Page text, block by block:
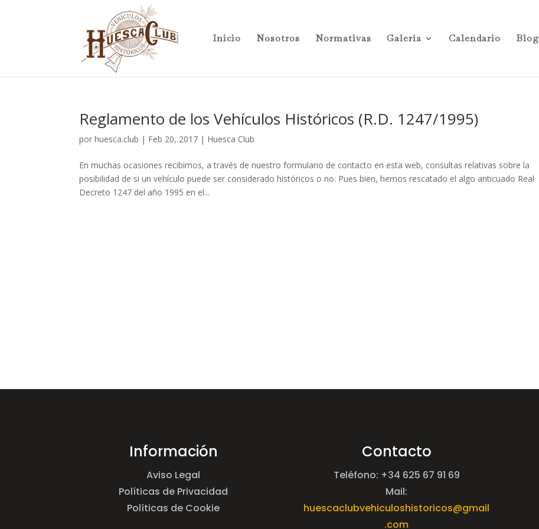
Inicio Nosotros Normativas Galería Calendario Blog
Reglamento de los Vehículos Históricos (R.D. 1247/1995)
porhuesca.club | Feb 20, 2017 | Huesca Club
En muchas ocasiones recibimos, a través de nuestro formulario de contacto en esta web, consultas relativas sobre la
posibilidad de si un vehículo puede ser considerado históricos o no. Pues bien, hemos rescatado el algo anticuado Real
Decreto 1247 del año 1995 en el...
Información
Aviso Legal
Políticas de Privacidad
Políticas de Cookie
Contacto
Teléfono: +34 625 67 91 69
Mail:
huescaclubvehiculoshistoricos@gmail
.com